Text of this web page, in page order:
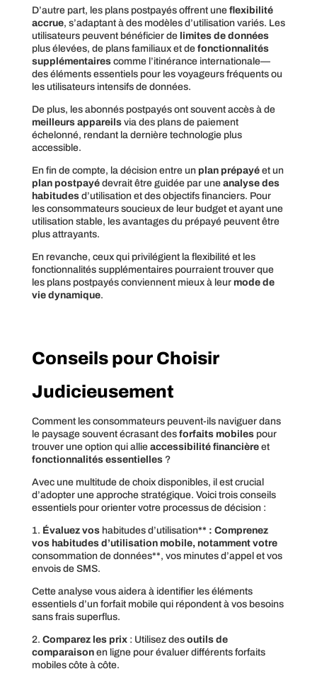
D’autre part, les plans postpayés offrent une flexibilité
accrue, s’adaptant à des modèles d’utilisation variés. Les
utilisateurs peuvent bénéficier de limites de données
plus élevées, de plans familiaux et de fonctionnalités
supplémentairescomme l’itinérance internationale—
des éléments essentiels pour les voyageurs fréquents ou
les utilisateurs intensifs de données.
De plus, les abonnés postpayés ont souvent accès à de
meilleurs appareilsvia des plans de paiement
échelonné, rendant la dernière technologie plus
accessible.
En fin de compte, la décision entre un plan prépayéet un
plan postpayédevrait être guidée par une analyse des
habitudesd’utilisation et des objectifs financiers. Pour
les consommateurs soucieux de leur budget et ayant une
utilisation stable, les avantages du prépayé peuvent être
plus attrayants.
En revanche, ceux qui privilégient la flexibilité et les
fonctionnalités supplémentaires pourraient trouver que
les plans postpayés conviennent mieux à leur mode de
vie dynamique.
Conseils pour Choisir
Judicieusement
Comment les consommateurs peuvent-ils naviguer dans
le paysage souvent écrasant des forfaits mobilespour
trouver une option qui allie accessibilité financièreet
fonctionnalités essentielles?
Avec une multitude de choix disponibles, il est crucial
d’adopter une approche stratégique. Voici trois conseils
essentiels pour orienter votre processus de décision :
1. Évaluez vos habitudes d’utilisation** : Comprenez
vos habitudes d’utilisation mobile, notamment votre
consommation de données**, vos minutes d’appel et vos
envois de SMS.
Cette analyse vous aidera à identifier les éléments
essentiels d’un forfait mobile qui répondent à vos besoins
sans frais superflus.
2. Comparez les prix: Utilisez des outils de
comparaisonen ligne pour évaluer différents forfaits
mobiles côte à côte.